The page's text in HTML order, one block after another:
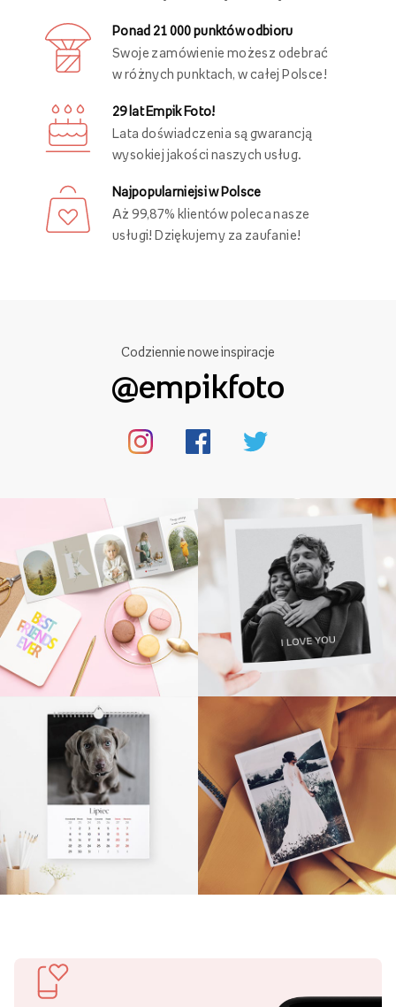
Ponad 21 000 punktów odbioru
Swoje zamówienie możesz odebrać
w różnych punktach, w całej Polsce!
29 lat Empik Foto!
Lata doświadczenia są gwarancją
wysokiej jakości naszych usług.
Najpopularniejsi w Polsce
Aż 99,87% klientów poleca nasze
usługi! Dziękujemy za zaufanie!
Codziennie nowe inspiracje
@empikfoto